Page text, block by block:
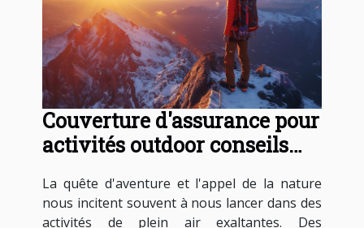
Couverture d'assurance pour
activités outdoor conseils
La quête d'aventure et l'appel de la nature
nous incitent souvent à nous lancer dans des
activités de plein air exaltantes. Des